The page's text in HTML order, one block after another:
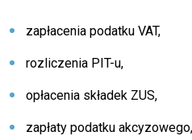
zapłacenia podatku VAT,
rozliczenia PIT-u,
opłacenia składek ZUS,
zapłaty podatku akcyzowego,